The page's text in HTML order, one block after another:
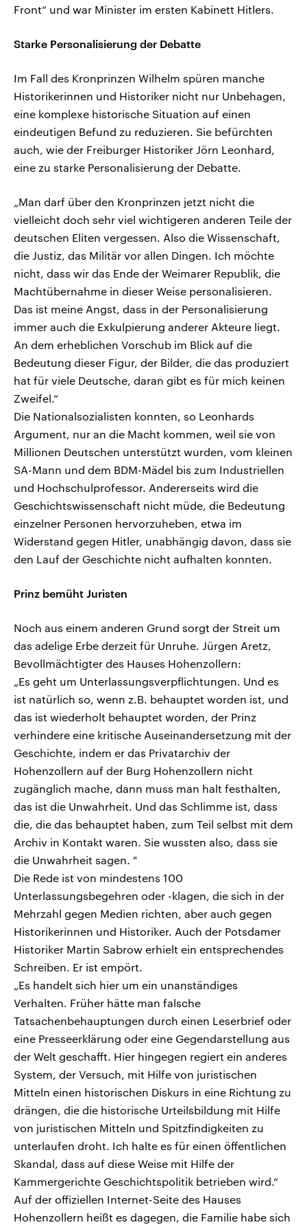
Front“ und war Minister im ersten Kabinett Hitlers.
Starke Personalisierung der Debatte
Im Fall des Kronprinzen Wilhelm spüren manche
Historikerinnen und Historiker nicht nur Unbehagen,
eine komplexe historische Situation auf einen
eindeutigen Befund zu reduzieren. Sie befürchten
auch, wie der Freiburger Historiker Jörn Leonhard,
eine zu starke Personalisierung der Debatte.
„Man darf über den Kronprinzen jetzt nicht die
vielleicht doch sehr viel wichtigeren anderen Teile der
deutschen Eliten vergessen. Also die Wissenschaft,
die Justiz, das Militär vor allen Dingen. Ich möchte
nicht, dass wir das Ende der Weimarer Republik, die
Machtübernahme in dieser Weise personalisieren.
Das ist meine Angst, dass in der Personalisierung
immer auch die Exkulpierung anderer Akteure liegt.
An dem erheblichen Vorschub im Blick auf die
Bedeutung dieser Figur, der Bilder, die das produziert
hat für viele Deutsche, daran gibt es für mich keinen
Zweifel.“
Die Nationalsozialisten konnten, so Leonhards
Argument, nur an die Macht kommen, weil sie von
Millionen Deutschen unterstützt wurden, vom kleinen
SA-Mann und dem BDM-Mädel bis zum Industriellen
und Hochschulprofessor. Andererseits wird die
Geschichtswissenschaft nicht müde, die Bedeutung
einzelner Personen hervorzuheben, etwa im
Widerstand gegen Hitler, unabhängig davon, dass sie
den Lauf der Geschichte nicht aufhalten konnten.
Prinz bemüht Juristen
Noch aus einem anderen Grund sorgt der Streit um
das adelige Erbe derzeit für Unruhe. Jürgen Aretz,
Bevollmächtigter des Hauses Hohenzollern:
„Es geht um Unterlassungsverpflichtungen. Und es
ist natürlich so, wenn z.B. behauptet worden ist, und
das ist wiederholt behauptet worden, der Prinz
verhindere eine kritische Auseinandersetzung mit der
Geschichte, indem er das Privatarchiv der
Hohenzollern auf der Burg Hohenzollern nicht
zugänglich mache, dann muss man halt festhalten,
das ist die Unwahrheit. Und das Schlimme ist, dass
die, die das behauptet haben, zum Teil selbst mit dem
Archiv in Kontakt waren. Sie wussten also, dass sie
die Unwahrheit sagen. "
Die Rede ist von mindestens 100
Unterlassungsbegehren oder -klagen, die sich in der
Mehrzahl gegen Medien richten, aber auch gegen
Historikerinnen und Historiker. Auch der Potsdamer
Historiker Martin Sabrow erhielt ein entsprechendes
Schreiben. Er ist empört.
„Es handelt sich hier um ein unanständiges
Verhalten. Früher hätte man falsche
Tatsachenbehauptungen durch einen Leserbrief oder
eine Presseerklärung oder eine Gegendarstellung aus
der Welt geschafft. Hier hingegen regiert ein anderes
System, der Versuch, mit Hilfe von juristischen
Mitteln einen historischen Diskurs in eine Richtung zu
drängen, die die historische Urteilsbildung mit Hilfe
von juristischen Mitteln und Spitzfindigkeiten zu
unterlaufen droht. Ich halte es für einen öffentlichen
Skandal, dass auf diese Weise mit Hilfe der
Kammergerichte Geschichtspolitik betrieben wird.“
Auf der offiziellen Internet-Seite des Hauses
Hohenzollern heißt es dagegen, die Familie habe sich